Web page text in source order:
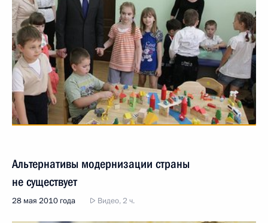
Альтернативы модернизации страны
не существует
28 мая 2010 года Видео, 2 ч.